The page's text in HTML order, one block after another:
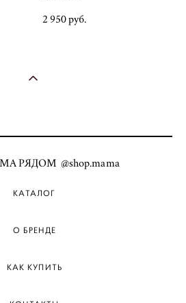
2 950 pуб.
РЯДОМ @shop.mama
КАТАЛОГ
О БРЕНДЕ
КАК КУПИТЬ